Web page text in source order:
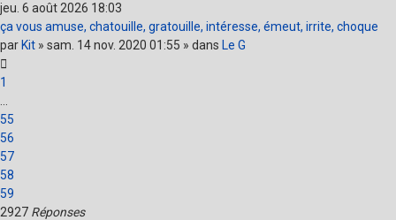
jeu. 6 août 2026 18:03
ça vous amuse, chatouille, gratouille, intéresse, émeut, irrite, choque
par Kit » sam. 14 nov. 2020 01:55 » dans Le G
1
55
56
57
58
59
2927 Réponses